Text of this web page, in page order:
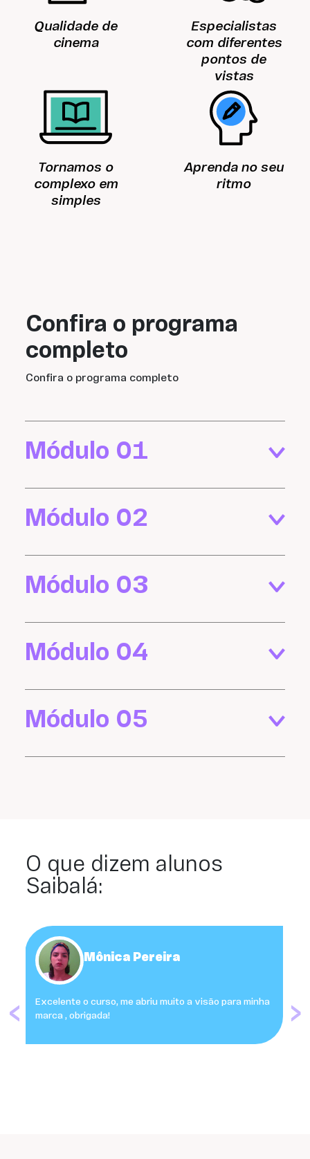
Qualidade de
cinema
Especialistas
com diferentes
pontos de
vistas
Tornamos o
complexo em
simples
Aprenda no seu
ritmo
Confira o programa
completo
Confira o programa completo
Módulo 01
Módulo 02
Módulo 03
Módulo 04
Módulo 05
O que dizem alunos
Saibalá:
Mônica Pereira
Excelente o curso, me abriu muito a visão para minha
marca , obrigada!
‹ ›